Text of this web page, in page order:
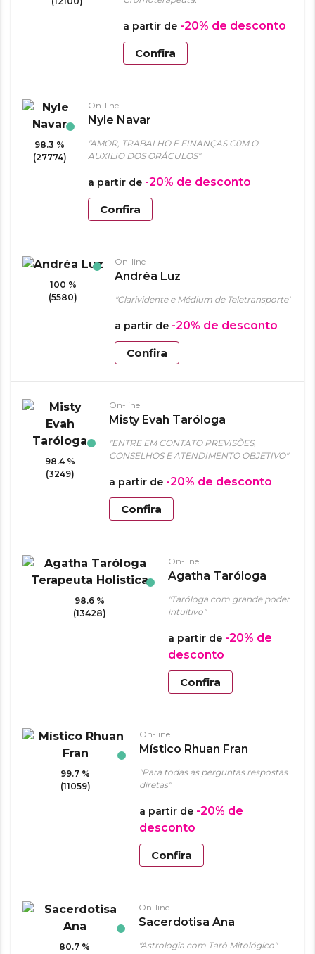
a partir de -20% de desconto
Confira
98.3 %
(27774)
On-line
Nyle Navar
"AMOR, TRABALHO E FINANÇAS C0M O
AUXILIO DOS ORÁCULOS"
a partir de -20% de desconto
Confira
100 %
(5580)
On-line
Andréa Luz
"Clarividente e Médium de Teletransporte"
a partir de -20% de desconto
Confira
98.4 %
(3249)
On-line
Misty Evah Taróloga
"ENTRE EM CONTATO PREVISÕES,
CONSELHOS E ATENDIMENTO OBJETIVO"
a partir de -20% de desconto
Confira
98.6 %
(13428)
On-line
Agatha Taróloga
Terapeuta Holistica
"Taróloga com grande poder
intuitivo"
a partir de -20% de
desconto
Confira
99.7 %
(11059)
On-line
Místico Rhuan Fran
"Para todas as perguntas respostas
diretas"
a partir de -20% de
desconto
Confira
80.7 %
On-line
Sacerdotisa Ana
"Astrologia com Tarô Mitológico"